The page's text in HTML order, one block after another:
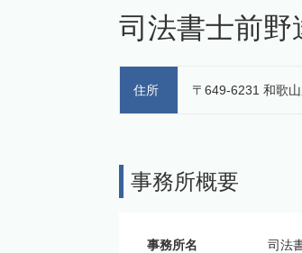
司法書士前野
住所 〒649-6231 和歌
事務所概要
事務所名 司法